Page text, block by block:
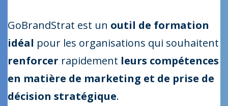
GoBrandStrat est un outil de formation
idéal pour les organisations qui souhaitent
renforcer rapidement leurs compétences
en matière de marketing et de prise de
décision stratégique.